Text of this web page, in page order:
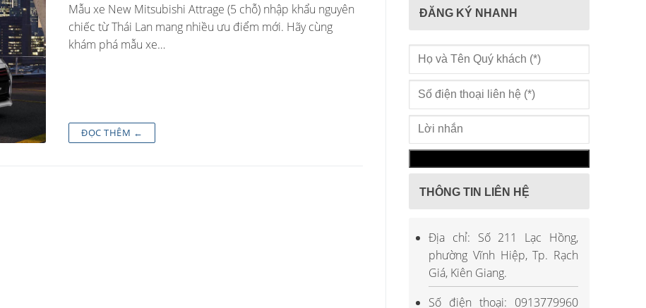
Mẫu xe New Mitsubishi Attrage (5 chỗ) nhập khẩu nguyên
chiếc từ Thái Lan mang nhiều ưu điểm mới. Hãy cùng
khám phá mẫu xe…
ĐỌC THÊM ←
ĐĂNG KÝ NHANH
THÔNG TIN LIÊN HỆ
Địa chỉ: Số 211 Lạc Hồng,
phường Vĩnh Hiệp, Tp. Rạch
Giá, Kiên Giang.
Số điện thoại: 0913779960